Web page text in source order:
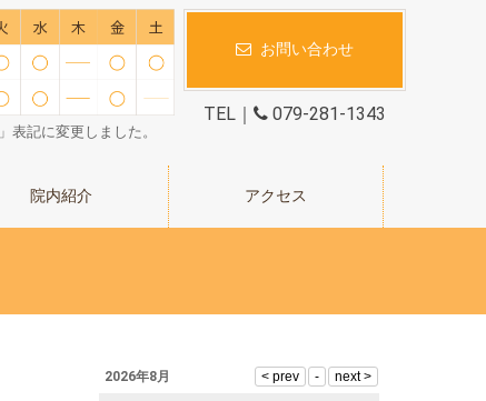
」表記に変更しました。
お問い合わせ
TEL｜ 079-281-1343
院内紹介 アクセス
2026年8月